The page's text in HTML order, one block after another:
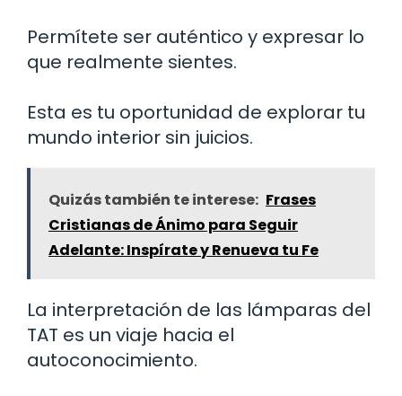
Permítete ser auténtico y expresar lo
que realmente sientes.
Esta es tu oportunidad de explorar tu
mundo interior sin juicios.
Quizás también te interese: Frases
Cristianas de Ánimo para Seguir
Adelante: Inspírate y Renueva tu Fe
La interpretación de las lámparas del
TAT es un viaje hacia el
autoconocimiento.